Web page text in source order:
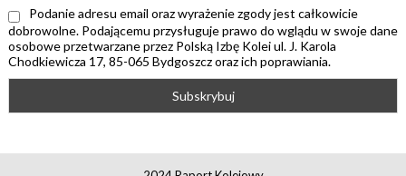
Podanie adresu email oraz wyrażenie zgody jest całkowicie
dobrowolne. Podającemu przysługuje prawo do wglądu w swoje dane
osobowe przetwarzane przez Polską Izbę Kolei ul. J. Karola
Chodkiewicza 17, 85-065 Bydgoszcz oraz ich poprawiania.